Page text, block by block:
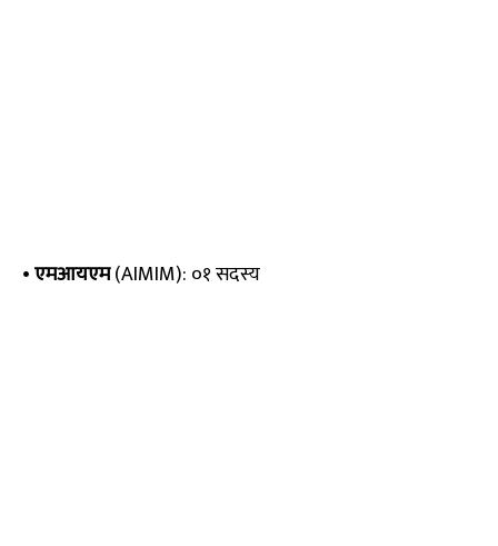
•एमआयएम(AIMIM): ०१ सदस्य